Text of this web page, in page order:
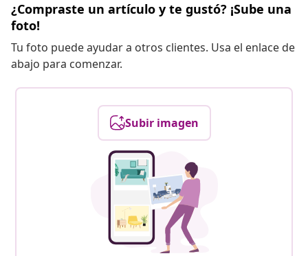
¿Compraste un artículo y te gustó? ¡Sube una
foto!
Tu foto puede ayudar a otros clientes. Usa el enlace de
abajo para comenzar.
Subir imagen